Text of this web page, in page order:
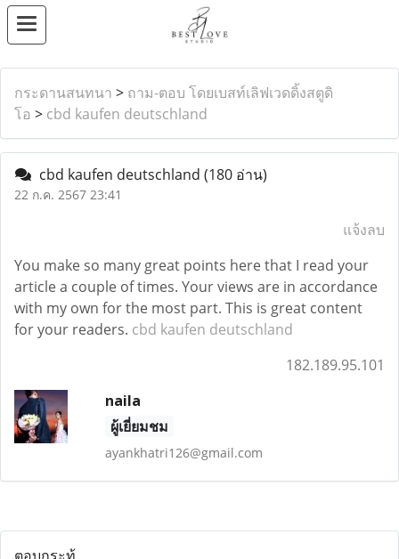
กระดานสนทนา > ถาม-ตอบ โดยเบสท์เลิฟเวดดิ้งสตูดิ
โอ > cbd kaufen deutschland
cbd kaufen deutschland (180 อ่าน)
22 ก.ค. 2567 23:41
แจ้งลบ
You make so many great points here that I read your
article a couple of times. Your views are in accordance
with my own for the most part. This is great content
for your readers. cbd kaufen deutschland
182.189.95.101
naila
ผู้เยี่ยมชม
ayankhatri126@gmail.com